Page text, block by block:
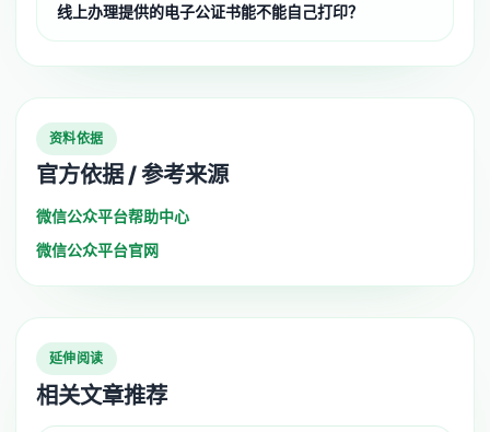
线上办理提供的电子公证书能不能自己打印？
资料依据
官方依据 / 参考来源
微信公众平台帮助中心
微信公众平台官网
延伸阅读
相关文章推荐